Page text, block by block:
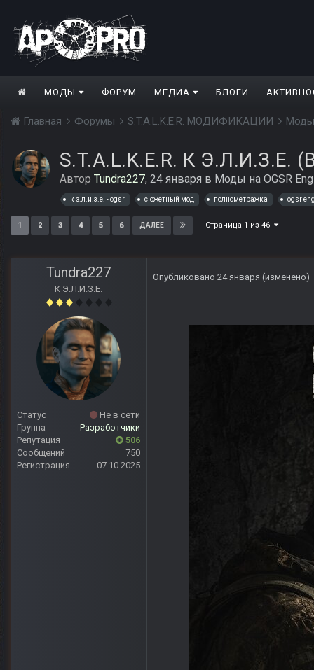
МОДЫ ФОРУМ МЕДИА БЛОГИ
Главная Форумы S.T.A.L.K.E.R. МОДИФИКАЦИИ
S.T.A.L.K.E.R. К Э.Л.И.З.Е.
Автор Tundra227, 24 января в Моды на OGSR
к э.л.и.з.е. - ogsr сюжетный мод полнометражка ogsr
1 2 3 4 5 6 ДАЛЕЕ Страница 1 из 46
Tundra227
К Э.Л.И.З.Е.
Статус
Не в сети
Группа
Разработчики
Репутация
506
Сообщений
750
Регистрация
07.10.2025
Опубликовано 24 января (изменено)